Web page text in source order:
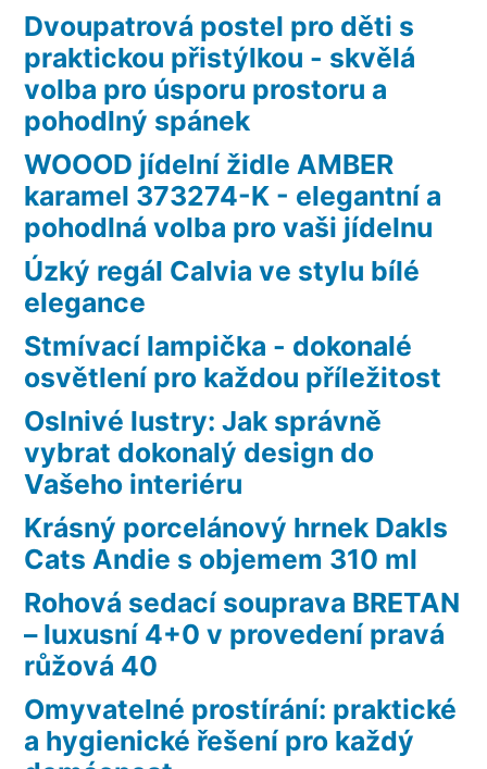
Dvoupatrová postel pro děti s
praktickou přistýlkou - skvělá
volba pro úsporu prostoru a
pohodlný spánek
WOOOD jídelní židle AMBER
karamel 373274-K - elegantní a
pohodlná volba pro vaši jídelnu
Úzký regál Calvia ve stylu bílé
elegance
Stmívací lampička - dokonalé
osvětlení pro každou příležitost
Oslnivé lustry: Jak správně
vybrat dokonalý design do
Vašeho interiéru
Krásný porcelánový hrnek Dakls
Cats Andie s objemem 310 ml
Rohová sedací souprava BRETAN
– luxusní 4+0 v provedení pravá
růžová 40
Omyvatelné prostírání: praktické
a hygienické řešení pro každý